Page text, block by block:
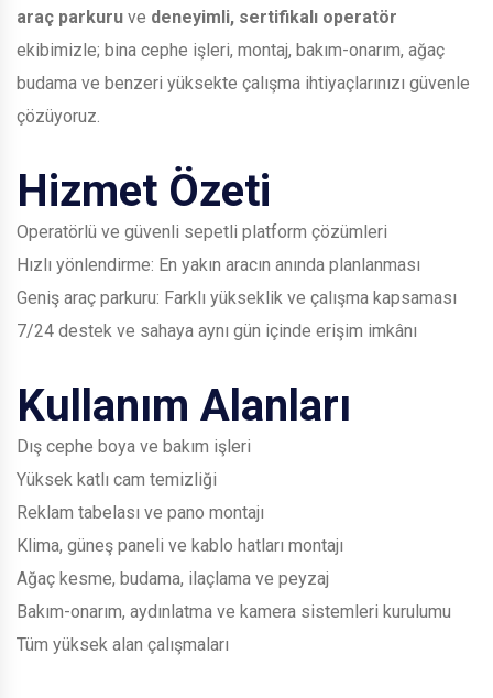
araç parkuru ve deneyimli, sertifikalı operatör
ekibimizle; bina cephe işleri, montaj, bakım-onarım, ağaç
budama ve benzeri yüksekte çalışma ihtiyaçlarınızı güvenle
çözüyoruz.
Hizmet Özeti
Operatörlü ve güvenli sepetli platform çözümleri
Hızlı yönlendirme: En yakın aracın anında planlanması
Geniş araç parkuru: Farklı yükseklik ve çalışma kapsaması
7/24 destek ve sahaya aynı gün içinde erişim imkânı
Kullanım Alanları
Dış cephe boya ve bakım işleri
Yüksek katlı cam temizliği
Reklam tabelası ve pano montajı
Klima, güneş paneli ve kablo hatları montajı
Ağaç kesme, budama, ilaçlama ve peyzaj
Bakım-onarım, aydınlatma ve kamera sistemleri kurulumu
Tüm yüksek alan çalışmaları